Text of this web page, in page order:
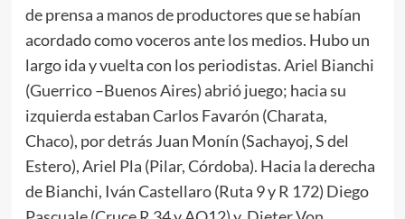
de prensa a manos de productores que se habían
acordado como voceros ante los medios. Hubo un
largo ida y vuelta con los periodistas. Ariel Bianchi
(Guerrico –Buenos Aires) abrió juego; hacia su
izquierda estaban Carlos Favarón (Charata,
Chaco), por detrás Juan Monín (Sachayoj, S del
Estero), Ariel Pla (Pilar, Córdoba). Hacia la derecha
de Bianchi, Iván Castellaro (Ruta 9 y R 172) Diego